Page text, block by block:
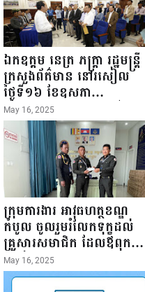
ឯកឧត្តម នេត្រ ភក្ត្រា រដ្ឋមន្ត្រី
ក្រសួងព័ត៌មាន នៅរសៀល
ថ្ងៃទី១៦ ខែឧសភា
ឆ្នាំ២០២៥នេះ បានអញ្ជើញចុះ
ធ្វើជំរឿនថ្នាក់ដឹកនាំមន្ត្រីរាជ
ការស៉ីវិល នៃក្រសួងព័ត៌មាន...
May 16, 2025
ក្រុមការងារ អាវុធហត្ថខណ្ឌ
កំបូល ចូលរួមរំលែកទុក្ខដល់
គ្រួសារសមាជិក ដែលឪពុកក្មេក
របស់លោកទទួលមរណៈភាព!
May 16, 2025